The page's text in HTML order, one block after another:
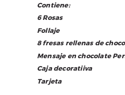
Contiene:
6 Rosas
Follaje
8 fresas rellenas de
Mensaje en chocolate
Caja decoratiiva
Tarjeta